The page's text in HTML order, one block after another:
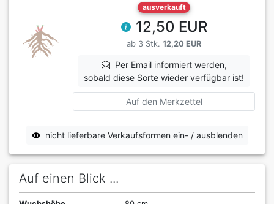
ausverkauft
12,50 EUR
ab 3 Stk. 12,20 EUR
Per Email informiert werden,
sobald diese Sorte wieder verfügbar ist!
Auf den Merkzettel
nicht lieferbare Verkaufsformen ein- / ausblenden
Auf einen Blick ...